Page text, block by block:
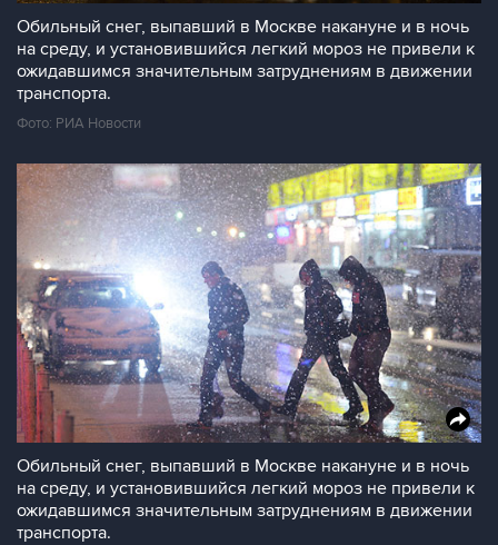
Обильный снег, выпавший в Москве накануне и в ночь
на среду, и установившийся легкий мороз не привели к
ожидавшимся значительным затруднениям в движении
транспорта.
Фото: РИА Новости
Обильный снег, выпавший в Москве накануне и в ночь
на среду, и установившийся легкий мороз не привели к
ожидавшимся значительным затруднениям в движении
транспорта.